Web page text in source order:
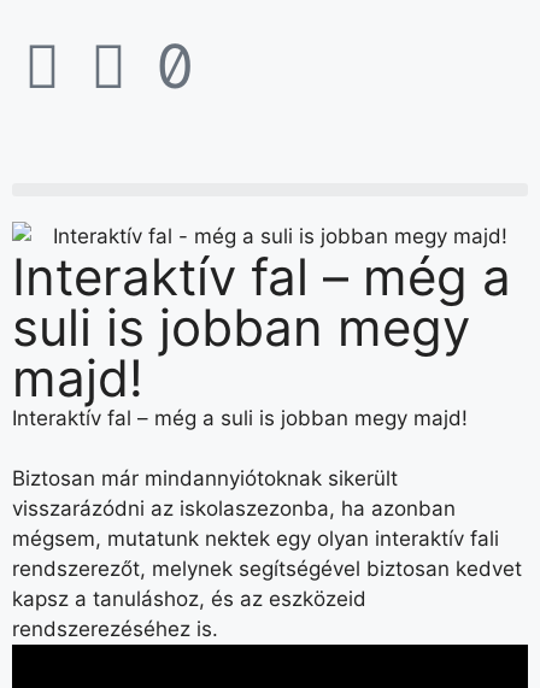
Interaktív fal – még a
suli is jobban megy
majd!
Interaktív fal – még a suli is jobban megy majd!
Biztosan már mindannyiótoknak sikerült
visszarázódni az iskolaszezonba, ha azonban
mégsem, mutatunk nektek egy olyan interaktív fali
rendszerezőt, melynek segítségével biztosan kedvet
kapsz a tanuláshoz, és az eszközeid
rendszerezéséhez is.